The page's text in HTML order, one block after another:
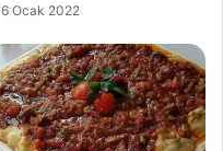
6 Ocak 2022